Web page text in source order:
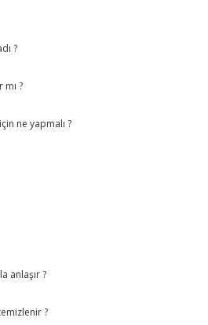
?
?
ne yapmalı ?
anlaşır ?
?